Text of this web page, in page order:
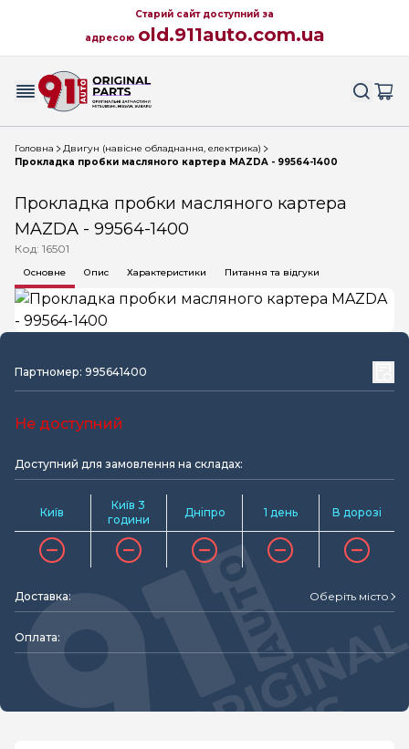
Старий сайт доступний за
адресою old.911auto.com.ua
Головна
Двигун (навісне обладнання, електрика)
Прокладка пробки масляного картера MAZDA - 99564-1400
Прокладка пробки масляного картера
MAZDA - 99564-1400
Код: 16501
Основне Опис Характеристики Питання та відгуки
Партномер: 995641400
Не доступний
Доступний для замовлення на складах:
Київ
Київ 3
години
Дніпро 1 день В дорозі
Доставка: Оберіть місто
Оплата: